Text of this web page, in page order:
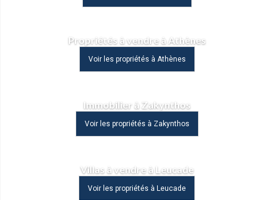
Propriétés à vendre à Athènes
Voir les propriétés à Athènes
Immobilier à Zakynthos
Voir les propriétés à Zakynthos
Villas à vendre à Leucade
Voir les propriétés à Leucade